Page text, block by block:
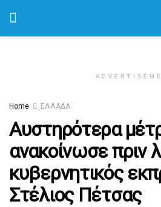
Home ΕΛΛΑΔΑ
Αυστηρότερα
ανακοίνωσε πριν
κυβερνητικός
Στέλιος Πέτσας